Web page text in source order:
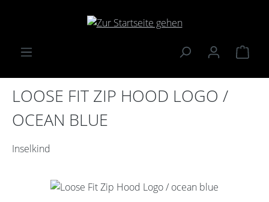
Zum Hauptinhalt springen
LOOSE FIT ZIP HOOD LOGO /
OCEAN BLUE
Inselkind
Bildergalerie überspringen